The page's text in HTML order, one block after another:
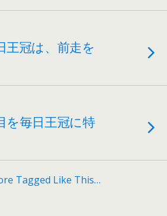
王冠は、前走を
を毎日王冠に特
Tagged Like This…